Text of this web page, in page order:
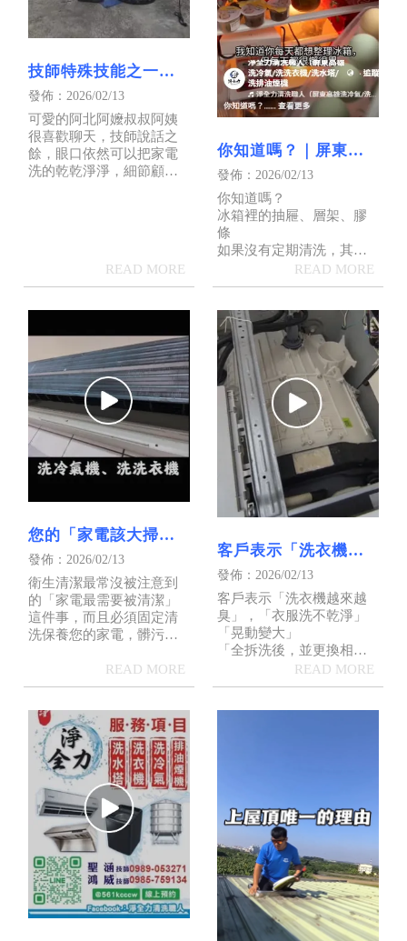
技師特殊技能之一
「一心三用」｜屏東
水塔清洗｜屏東洗水
塔
發佈：2026/02/13
可愛的阿北阿嬤叔叔阿姨
很喜歡聊天，技師說話之
餘，眼口依然可以把家電
洗的乾乾淨淨，細節顧好
你知道嗎？｜屏東冰
箱清洗｜屏東洗冰箱
發佈：2026/02/13
你知道嗎？
冰箱裡的抽屜、層架、膠
條
如果沒有定期清洗，其實
比你想像的還髒
您的「家電該大掃除
了！！」｜屏東冷氣
清洗｜屏東洗冷氣
發佈：2026/02/13
衛生清潔最常沒被注意到
的「家電最需要被清潔」
這件事，而且必須固定清
洗保養您的家電，髒污開
臭，影響身體的黴菌細菌
等污垢髒污，正默默讓人
不如以往的效能表現，總
覺得
客戶表示「洗衣機越
來越臭」，「衣服洗
不乾淨」｜屏東洗衣
機清洗｜屏東洗洗衣
機
發佈：2026/02/13
客戶表示「洗衣機越來越
臭」，「衣服洗不乾淨」
「晃動變大」
「全拆洗後，並更換相關
零件，通通改善✅」
///為何洗衣機要固定清洗的